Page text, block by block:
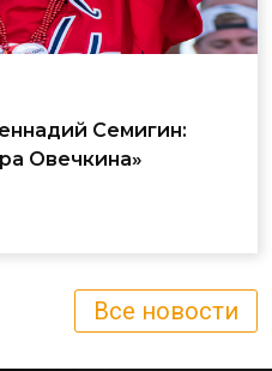
Семигин:
Овечкина»
Все новости